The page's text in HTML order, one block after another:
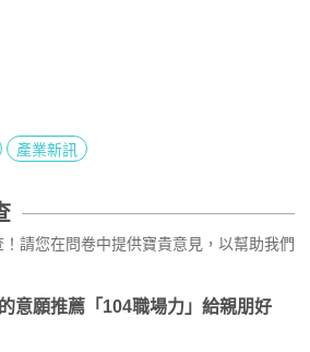
產業新訊
請您在問卷中提供寶貴意見，以幫助我們
意願推薦「104職場力」給親朋好